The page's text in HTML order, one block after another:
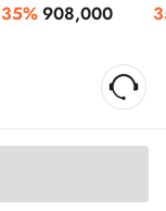
35%908,000